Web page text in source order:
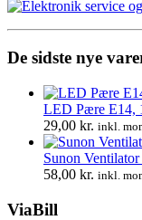
De sidste nye
LED Pære E14,
29,00 kr. inkl.
Sunon
58,00 kr. inkl.
ViaBill